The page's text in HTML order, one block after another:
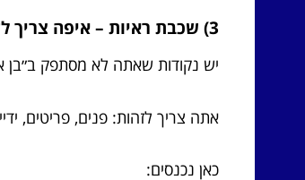
3) שכבת ראיות – איפה צריך לזהות ולא רק לראות?
יש נקודות שאתה לא מסתפק
אתה צריך לזהות: פנים, פריטים,
כאן נכנסים: